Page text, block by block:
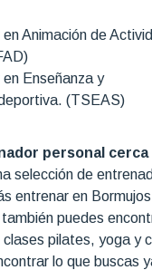
Animación de
Enseñanza y
(TSEAS)
personal cerca
selección de
entrenar en
puedes
clases pilates, yoga y
lo que buscas